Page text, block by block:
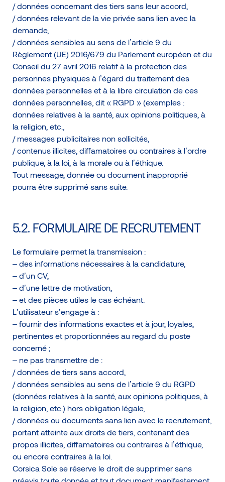
/ données concernant des tiers sans leur accord,
/ données relevant de la vie privée sans lien avec la
demande,
/ données sensibles au sens de l’article 9 du
Règlement (UE) 2016/679 du Parlement européen et du
Conseil du 27 avril 2016 relatif à la protection des
personnes physiques à l’égard du traitement des
données personnelles et à la libre circulation de ces
données personnelles, dit « RGPD » (exemples :
données relatives à la santé, aux opinions politiques, à
la religion, etc.,
/ messages publicitaires non sollicités,
/ contenus illicites, diffamatoires ou contraires à l’ordre
publique, à la loi, à la morale ou à l’éthique.
Tout message, donnée ou document inapproprié
pourra être supprimé sans suite.
5.2. FORMULAIRE DE RECRUTEMENT
Le formulaire permet la transmission :
– des informations nécessaires à la candidature,
– d’un CV,
– d’une lettre de motivation,
– et des pièces utiles le cas échéant.
L’utilisateur s’engage à :
– fournir des informations exactes et à jour, loyales,
pertinentes et proportionnées au regard du poste
concerné ;
– ne pas transmettre de :
/ données de tiers sans accord,
/ données sensibles au sens de l’article 9 du RGPD
(données relatives à la santé, aux opinions politiques, à
la religion, etc.) hors obligation légale,
/ données ou documents sans lien avec le recrutement,
portant atteinte aux droits de tiers, contenant des
propos illicites, diffamatoires ou contraires à l’éthique,
ou encore contraires à la loi.
Corsica Sole se réserve le droit de supprimer sans